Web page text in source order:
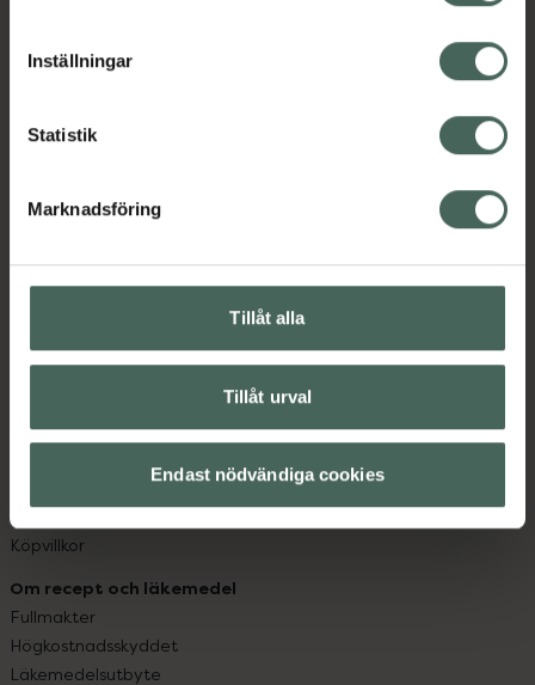
cookieinställningar. Ett återkallat samtycke påverkar inte
lagligheten av behandling som skett innan återkallelsen.
Inställningar
Statistik
Marknadsföring
Tillåt alla
Tillåt urval
Endast nödvändiga cookies
syd till Lappland i norr, och online i mobilen och på
hjälpa just dig att må lite bättre. Välkommen att prata
med oss.
Kundservice
Hitta apotek
Leverans, betalning och retur
Sajtens tillgänglighet
App
Köpvillkor
Om recept och läkemedel
Fullmakter
Högkostnadsskyddet
Läkemedelsutbyte